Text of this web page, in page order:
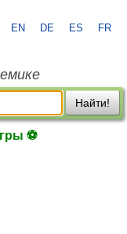
EN DE ES FR
Найти!
⚽